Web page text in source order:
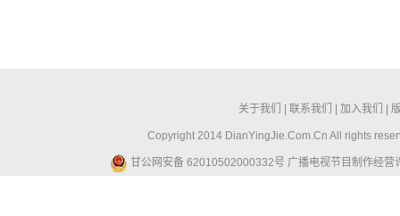
关于我们 联系我们 加入我们
Copyright 2014 DianYingJie.Com.Cn All rights
甘公网安备 62010502000332号 广播电视节目制作经